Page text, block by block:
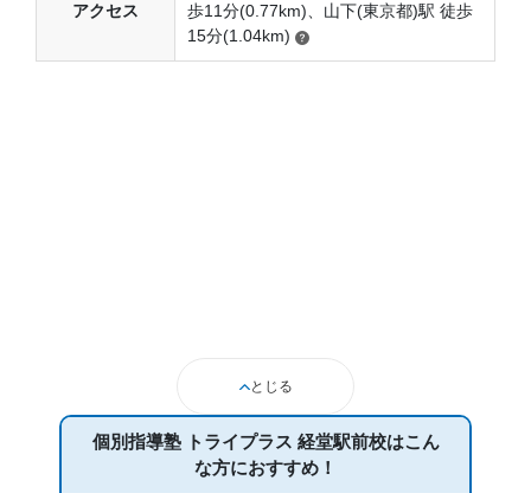
アクセス
歩11分(0.77km)、山下(東京都)駅 徒歩
15分(1.04km)
とじる
個別指導塾 トライプラス 経堂駅前校はこん
な方におすすめ！